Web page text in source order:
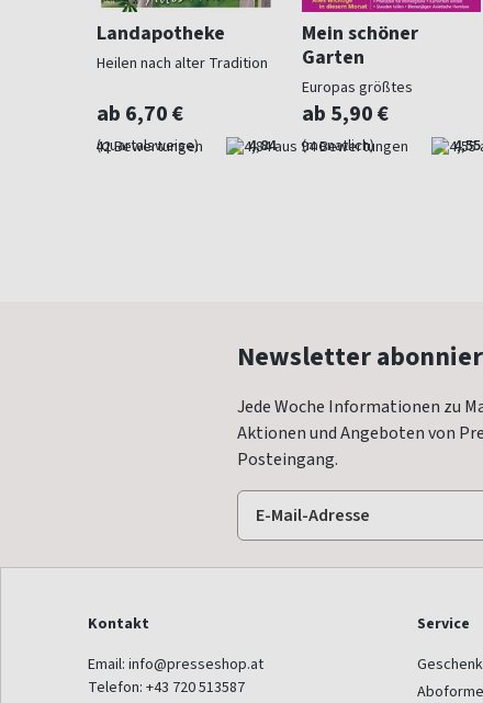
Landapotheke
Heilen nach alter Tradition
ab 6,70 €
(quartalsweise) 4,84
Mein schöner
Garten
Europas größtes
Gartenmagazin
ab 5,90 €
(monatlich) 4,55
Newsletter
Jede Woche Informationen zu
Aktionen und Angeboten von
Posteingang.
Kontakt
Email: info@presseshop.at
Telefon: +43 720 513587
Service